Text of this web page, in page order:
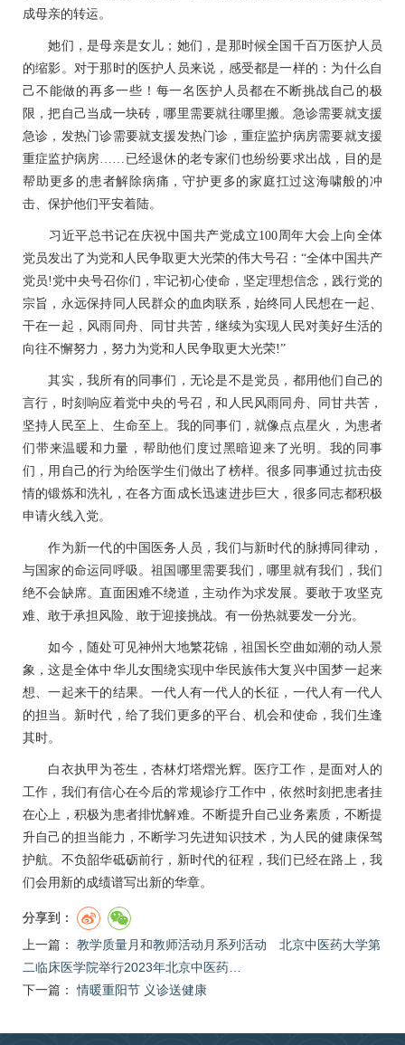
成母亲的转运。
她们，是母亲是女儿；她们，是那时候全国千百万医护人员
的缩影。对于那时的医护人员来说，感受都是一样的：为什么自
己不能做的再多一些！每一名医护人员都在不断挑战自己的极
限，把自己当成一块砖，哪里需要就往哪里搬。急诊需要就支援
急诊，发热门诊需要就支援发热门诊，重症监护病房需要就支援
重症监护病房……已经退休的老专家们也纷纷要求出战，目的是
帮助更多的患者解除病痛，守护更多的家庭扛过这海啸般的冲
击、保护他们平安着陆。
习近平总书记在庆祝中国共产党成立100周年大会上向全体
党员发出了为党和人民争取更大光荣的伟大号召：“全体中国共产
党员!党中央号召你们，牢记初心使命，坚定理想信念，践行党的
宗旨，永远保持同人民群众的血肉联系，始终同人民想在一起、
干在一起，风雨同舟、同甘共苦，继续为实现人民对美好生活的
向往不懈努力，努力为党和人民争取更大光荣!”
其实，我所有的同事们，无论是不是党员，都用他们自己的
言行，时刻响应着党中央的号召，和人民风雨同舟、同甘共苦，
坚持人民至上、生命至上。我的同事们，就像点点星火，为患者
们带来温暖和力量，帮助他们度过黑暗迎来了光明。我的同事
们，用自己的行为给医学生们做出了榜样。很多同事通过抗击疫
情的锻炼和洗礼，在各方面成长迅速进步巨大，很多同志都积极
申请火线入党。
作为新一代的中国医务人员，我们与新时代的脉搏同律动，
与国家的命运同呼吸。祖国哪里需要我们，哪里就有我们，我们
绝不会缺席。直面困难不绕道，主动作为求发展。要敢于攻坚克
难、敢于承担风险、敢于迎接挑战。有一份热就要发一分光。
如今，随处可见神州大地繁花锦，祖国长空曲如潮的动人景
象，这是全体中华儿女围绕实现中华民族伟大复兴中国梦一起来
想、一起来干的结果。一代人有一代人的长征，一代人有一代人
的担当。新时代，给了我们更多的平台、机会和使命，我们生逢
其时。
白衣执甲为苍生，杏林灯塔熠光辉。医疗工作，是面对人的
工作，我们有信心在今后的常规诊疗工作中，依然时刻把患者挂
在心上，积极为患者排忧解难。不断提升自己业务素质，不断提
升自己的担当能力，不断学习先进知识技术，为人民的健康保驾
护航。不负韶华砥砺前行，新时代的征程，我们已经在路上，我
们会用新的成绩谱写出新的华章。
分享到：
上一篇：
教学质量月和教师活动月系列活动 北京中医药大学第
二临床医学院举行2023年北京中医药…
下一篇：
情暖重阳节 义诊送健康